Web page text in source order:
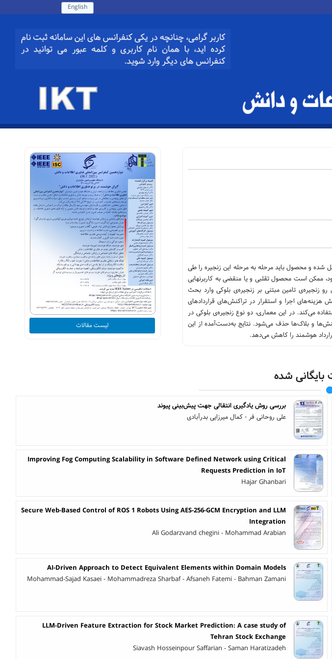
English
و محصول باید مرحله به مرحله این زنجیره را طی
ممکن است محصول تقلبی و یا منقضی به کاربرنهایی
زنجیره‌ی تامین مبتنی بر زنجیره‌ی بلوکی وارد بحث
اجرا و استقرار در تراکنش‌های قراردادهای
می‌کند. در این معماری، دو نوع زنجیره‌ی بلوکی در
و بلاک‌ها حذف می‌شود. نتایج به‌دست‌آمده از این
هوشمند را کاهش می‌دهد.
لیست مقالات
شده
بررسی روش یادگیری انتقالی جهت پیش‌بینی پیوند
علی روحانی فر - کمال میرزایی بدرآبادی
Improving Fog Computing Scalability in Software Defined Network using Critical
Requests Prediction in IoT
Hajar Ghanbari
Secure Web-Based Control of ROS 1 Robots Using AES-256-GCM Encryption and LLM
Integration
Ali Godarzvand chegini - Mohammad Arabian
AI-Driven Approach to Detect Equivalent Elements within Domain Models
Mohammad-Sajad Kasaei - Mohammadreza Sharbaf - Afsaneh Fatemi - Bahman Zamani
LLM-Driven Feature Extraction for Stock Market Prediction: A case study of
Tehran Stock Exchange
Siavash Hosseinpour Saffarian - Saman Haratizadeh